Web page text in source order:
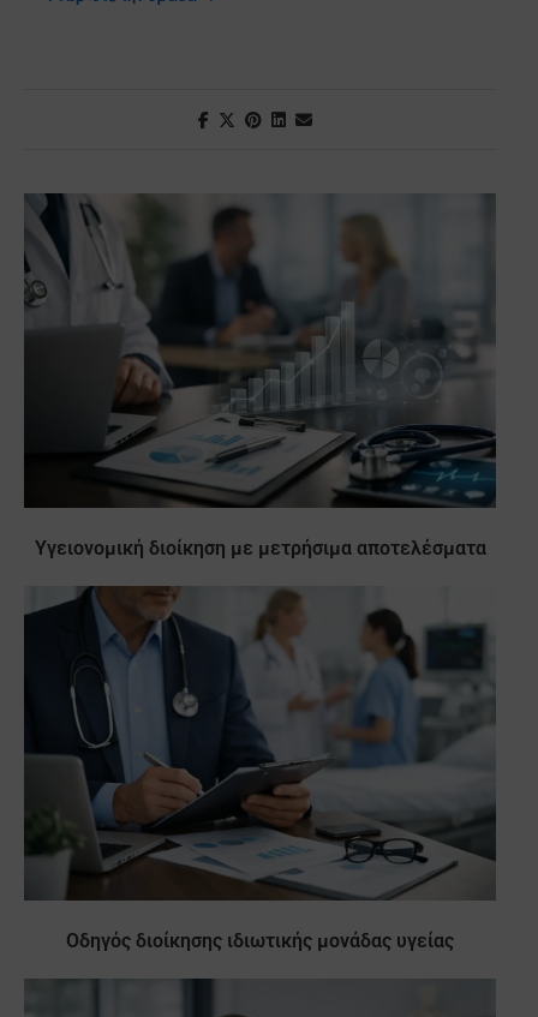
Υγειονομική διοίκηση με μετρήσιμα αποτελέσματα
Οδηγός διοίκησης ιδιωτικής μονάδας υγείας